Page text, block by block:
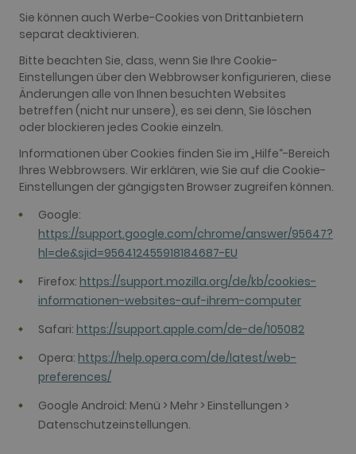
Sie können auch Werbe-Cookies von Drittanbietern
separat deaktivieren.
Bitte beachten Sie, dass, wenn Sie Ihre Cookie-
Einstellungen über den Webbrowser konfigurieren, diese
Änderungen alle von Ihnen besuchten Websites
betreffen (nicht nur unsere), es sei denn, Sie löschen
oder blockieren jedes Cookie einzeln.
Informationen über Cookies finden Sie im „Hilfe“-Bereich
Ihres Webbrowsers. Wir erklären, wie Sie auf die Cookie-
Einstellungen der gängigsten Browser zugreifen können.
Google:
https://support.google.com/chrome/answer/95647?
hl=de&sjid=956412455918184687-EU
Firefox: https://support.mozilla.org/de/kb/cookies-
informationen-websites-auf-ihrem-computer
Safari: https://support.apple.com/de-de/105082
Opera: https://help.opera.com/de/latest/web-
preferences/
Google Android: Menü > Mehr > Einstellungen >
Datenschutzeinstellungen.
Analytics -
more
commonly
analytics
service. This
distinguish
unique users
by assigning
a randomly
generated
identifier. It
is included
used to
campaign